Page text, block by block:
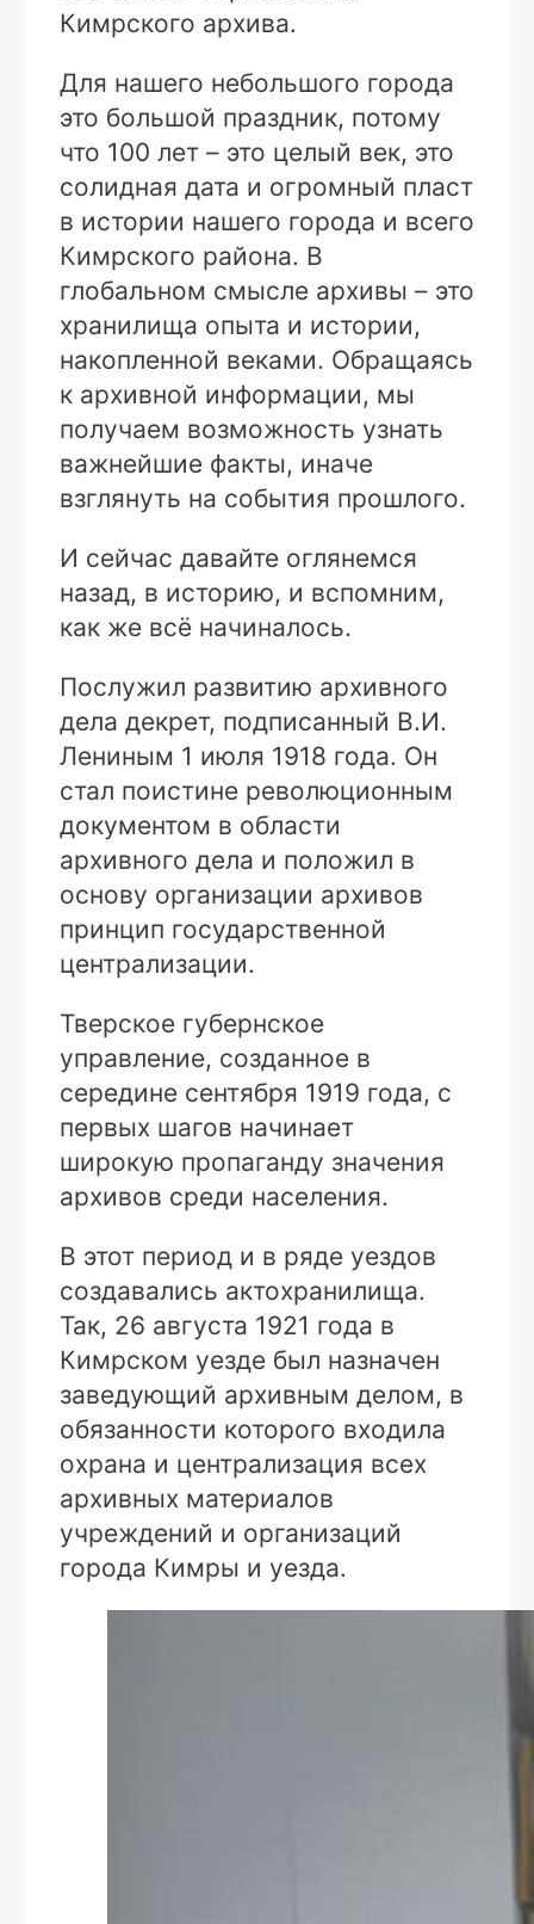
Кимрского архива.
Для нашего небольшого города
это большой праздник, потому
что 100 лет – это целый век, это
солидная дата и огромный пласт
в истории нашего города и всего
Кимрского района. В
глобальном смысле архивы – это
хранилища опыта и истории,
накопленной веками. Обращаясь
к архивной информации, мы
получаем возможность узнать
важнейшие факты, иначе
взглянуть на события прошлого.
И сейчас давайте оглянемся
назад, в историю, и вспомним,
как же всё начиналось.
Послужил развитию архивного
дела декрет, подписанный В.И.
Лениным 1 июля 1918 года. Он
стал поистине революционным
документом в области
архивного дела и положил в
основу организации архивов
принцип государственной
централизации.
Тверское губернское
управление, созданное в
середине сентября 1919 года, с
первых шагов начинает
широкую пропаганду значения
архивов среди населения.
В этот период и в ряде уездов
создавались актохранилища.
Так, 26 августа 1921 года в
Кимрском уезде был назначен
заведующий архивным делом, в
обязанности которого входила
охрана и централизация всех
архивных материалов
учреждений и организаций
города Кимры и уезда.